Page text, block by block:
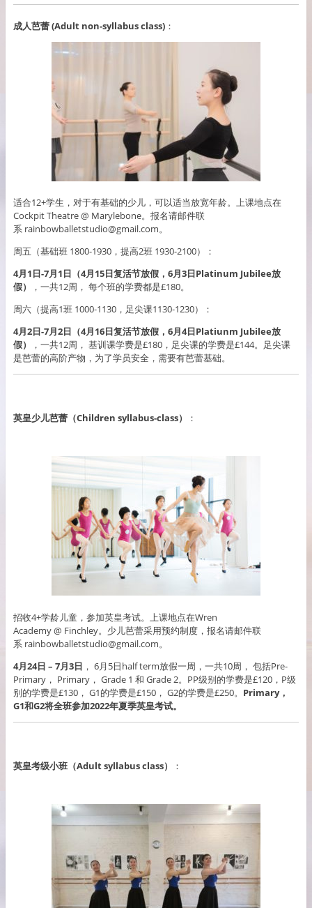
成人芭蕾 (Adult non-syllabus class)：
适合12+学生，对于有基础的少儿，可以适当放宽年龄。上课地点在
Cockpit Theatre @ Marylebone。报名请邮件联
系 rainbowballetstudio@gmail.com。
周五（基础班 1800-1930，提高2班 1930-2100）：
4月1日-7月1日（4月15日复活节放假，6月3日Platinum Jubilee放
假）
，一共12周， 每个班的学费都是£180。
周六（提高1班 1000-1130，足尖课1130-1230）：
4月2日-7月2日（4月16日复活节放假，6月4日Platiunm Jubilee放
假）
，一共12周， 基训课学费是£180，足尖课的学费是£144。足尖课
是芭蕾的高阶产物，为了学员安全，需要有芭蕾基础。
英皇少儿芭蕾（Children syllabus-class） ：
招收4+学龄儿童，参加英皇考试。上课地点在Wren
Academy @ Finchley。少儿芭蕾采用预约制度，报名请邮件联
系 rainbowballetstudio@gmail.com。
4月24日 – 7月3日 ， 6月5日half term放假一周，一共10周， 包括Pre-
Primary， Primary， Grade 1 和 Grade 2。PP级别的学费是£120，P级
别的学费是£130， G1的学费是£150， G2的学费是£250。 Primary，
G1和G2将全班参加2022年夏季英皇考试。
英皇考级小班（Adult syllabus class） ：